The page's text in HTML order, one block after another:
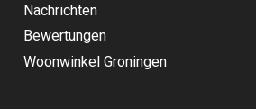
Nachrichten
Bewertungen
Woonwinkel Groningen